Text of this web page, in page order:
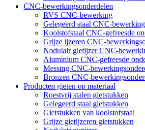
CNC-bewerkingsonderdelen
RVS CNC-bewerking
Gelegeerd staal CNC-
Koolstofstaal CNC-gefreesde
Grijze ijzeren CNC-
Nodulair gietijzer CNC-
Aluminium CNC-gefreesde
Messing CNC-
Bronzen CNC-
Producten gieten op materiaal
Roestvrij stalen gietstukken
Gelegeerd staal gietstukken
Gietstukken van koolstofstaal
Grijze gietijzeren gietstukken